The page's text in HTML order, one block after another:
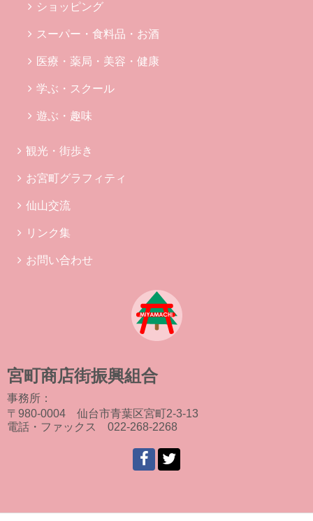
ショッピング
スーパー・食料品・お酒
医療・薬局・美容・健康
学ぶ・スクール
遊ぶ・趣味
観光・街歩き
お宮町グラフィティ
仙山交流
リンク集
お問い合わせ
宮町商店街振興組合
事務所：
〒980-0004 仙台市青葉区宮町2-3-13
電話・ファックス 022-268-2268